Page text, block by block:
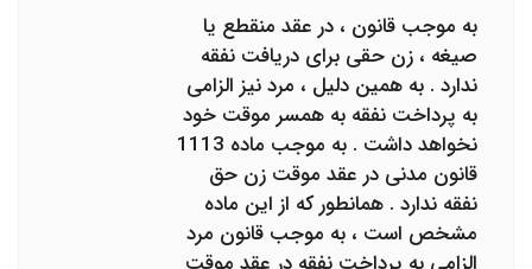
به موجب قانون ، در عقد منقطع یا
صیغه ، زن حقی برای دریافت نفقه
ندارد . به همین دلیل ، مرد نیز الزامی
به پرداخت نفقه به همسر موقت خود
نخواهد داشت . به موجب ماده 1113
قانون مدنی در عقد موقت زن حق
نفقه ندارد . همانطور که از این ماده
مشخص است ، به موجب قانون مرد